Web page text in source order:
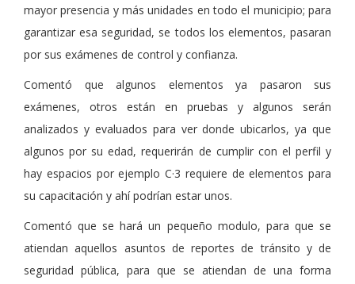
mayor presencia y más unidades en todo el municipio; para
garantizar esa seguridad, se todos los elementos, pasaran
por sus exámenes de control y confianza.
Comentó que algunos elementos ya pasaron sus
exámenes, otros están en pruebas y algunos serán
analizados y evaluados para ver donde ubicarlos, ya que
algunos por su edad, requerirán de cumplir con el perfil y
hay espacios por ejemplo C·3 requiere de elementos para
su capacitación y ahí podrían estar unos.
Comentó que se hará un pequeño modulo, para que se
atiendan aquellos asuntos de reportes de tránsito y de
seguridad pública, para que se atiendan de una forma